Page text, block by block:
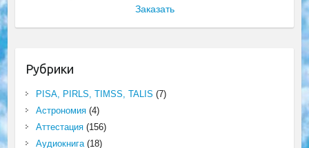
Заказать
Рубрики
PISA, PIRLS, TIMSS, TALIS (7)
Астрономия(4)
Аттестация(156)
Аудиокнига(18)